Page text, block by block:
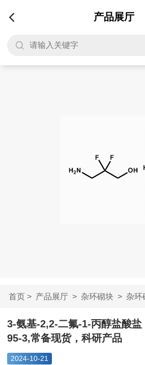
产品展厅
首页> 产品展厅> 杂环砌块> 杂环
氟-1-丙醇盐酸盐...
3-氨基-2,2-二氟-1-丙醇盐酸
95-3,常备现货，科研产品
2024-10-21